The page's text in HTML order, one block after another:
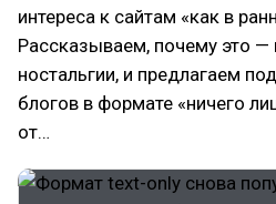
интереса к сайтам «как в
Рассказываем, почему это —
ностальгии, и предлагаем
блогов в формате «ничего
от…